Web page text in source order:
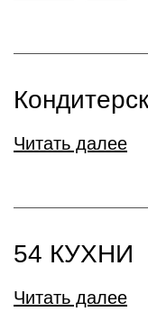
Читать далее
54 КУХНИ
Читать далее